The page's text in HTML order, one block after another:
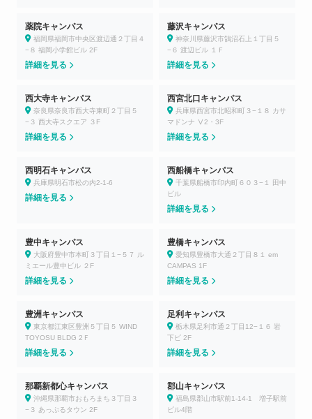
薬院キャンパス
福岡県福岡市中央区渡辺通２丁目４
−８ 福岡小学館ビル 2F
詳細を見る
藤沢キャンパス
神奈川県藤沢市鵠沼石上１丁目５
−６ 渡辺ビル １Ｆ
詳細を見る
西大寺キャンパス
奈良県奈良市西大寺東町２丁目５
−３ 西大寺スクエア ３F
詳細を見る
西宮北口キャンパス
兵庫県西宮市北昭和町３−１８ カサ
マドンナ Ⅴ2・3F
詳細を見る
西明石キャンパス
兵庫県明石市松の内2-1-6
詳細を見る
西船橋キャンパス
千葉県船橋市印内町６０３−１ 田中
ビル
詳細を見る
豊中キャンパス
大阪府豊中市本町３丁目１−５７ ル
ミエール豊中ビル ２F
詳細を見る
豊橋キャンパス
愛知県豊橋市大通２丁目８１ em
CAMPAS 1F
詳細を見る
豊洲キャンパス
東京都江東区豊洲５丁目５ WIND
TOYOSU BLDG 2Ｆ
詳細を見る
足利キャンパス
栃木県足利市通２丁目12−１６ 岩
下ビ 2F
詳細を見る
那覇新都心キャンパス
沖縄県那覇市おもろまち３丁目３
−３ あっぷるタウン 2F
郡山キャンパス
福島県郡山市駅前1-14-1 増子駅前
ビル4階